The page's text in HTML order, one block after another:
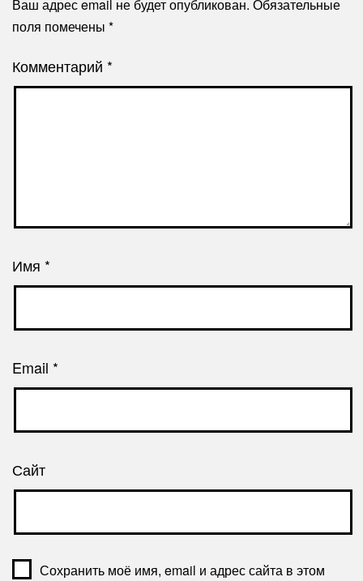
Ваш адрес email не будет опубликован. Обязательные
поля помечены *
Комментарий *
Имя *
Email *
Сайт
Сохранить моё имя, email и адрес сайта в этом